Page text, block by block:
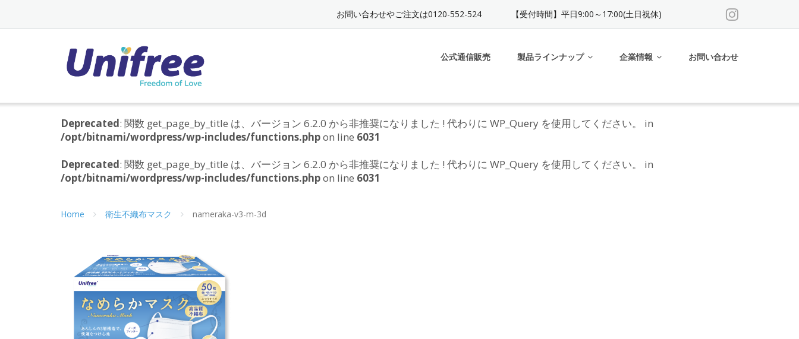
content
お問い合わせやご注文は0120-552-524 【受付時間】平日9:00～17:00(土日祝休)
公式通信販売 製品ラインナップ 企業情報 お問い合わせ
Deprecated: 関数 get_page_by_title は、バージョン 6.2.0 から非推奨になりました ! 代わりに WP_Query を使用してください。 in
/opt/bitnami/wordpress/wp-includes/functions.phpon line 6031
Deprecated: 関数 get_page_by_title は、バージョン 6.2.0 から非推奨になりました ! 代わりに WP_Query を使用してください。 in
/opt/bitnami/wordpress/wp-includes/functions.phpon line 6031
Home 衛生不織布マスク nameraka-v3-m-3d